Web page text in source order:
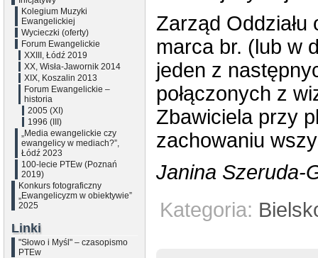
Kolegium Muzyki
Ewangelickiej
Wycieczki (oferty)
Forum Ewangelickie
XXIII, Łódź 2019
XX, Wisła-Jawornik 2014
XIX, Koszalin 2013
Forum Ewangelickie –
historia
2005 (XI)
1996 (III)
„Media ewangelickie czy
ewangelicy w mediach?”,
Łódź 2023
100-lecie PTEw (Poznań
2019)
Konkurs fotograficzny
„Ewangelicyzm w obiektywie”
2025
Linki
"Słowo i Myśl" – czasopismo
PTEw
Zarząd
marca br. (lub w
jeden z
połączonych z
Zbawiciela przy
zachowaniu
Janina Szeruda-
Kategoria: